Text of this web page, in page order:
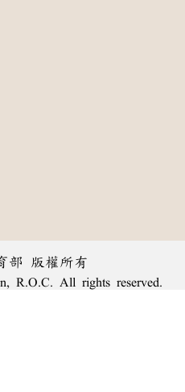
部 版權所有
R.O.C. All rights reserved.